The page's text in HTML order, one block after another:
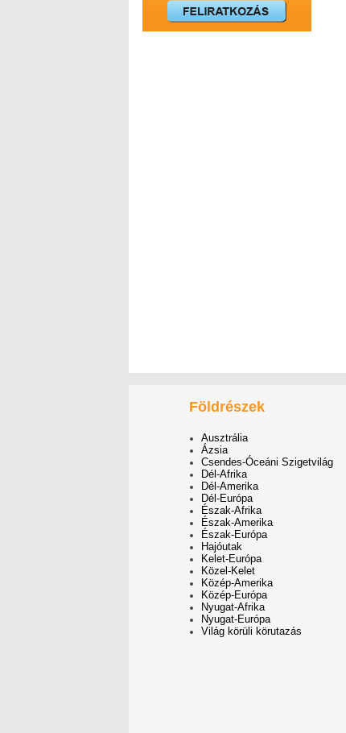
Földrészek
Ausztrália
Ázsia
Csendes-Óceáni Szigetvilág
Dél-Afrika
Dél-Amerika
Dél-Európa
Észak-Afrika
Észak-Amerika
Észak-Európa
Hajóutak
Kelet-Európa
Közel-Kelet
Közép-Amerika
Közép-Európa
Nyugat-Afrika
Nyugat-Európa
Világ körüli körutazás